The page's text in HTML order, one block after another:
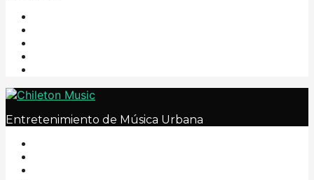
Entretenimiento de Música Urbana